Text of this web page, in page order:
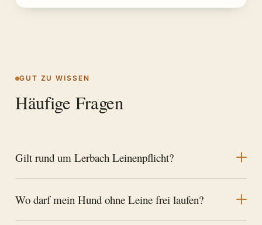
GUT ZU WISSEN
Häufige Fragen
Gilt rund um Lerbach Leinenpflicht?
Wo darf mein Hund ohne Leine frei laufen?